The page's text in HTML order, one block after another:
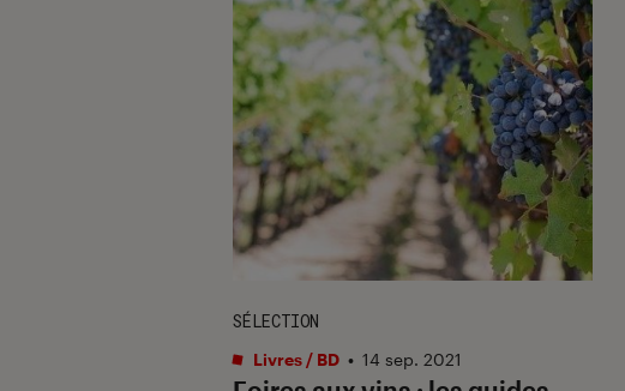
SÉLECTION
Livres / BD • 14 sep. 2021